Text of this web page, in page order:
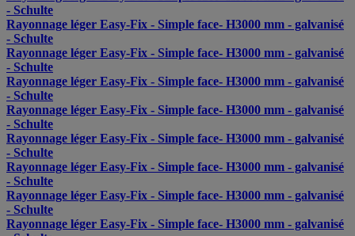
- Schulte
Rayonnage léger Easy-Fix - Simple face- H3000 mm - galvanisé
- Schulte
Rayonnage léger Easy-Fix - Simple face- H3000 mm - galvanisé
- Schulte
Rayonnage léger Easy-Fix - Simple face- H3000 mm - galvanisé
- Schulte
Rayonnage léger Easy-Fix - Simple face- H3000 mm - galvanisé
- Schulte
Rayonnage léger Easy-Fix - Simple face- H3000 mm - galvanisé
- Schulte
Rayonnage léger Easy-Fix - Simple face- H3000 mm - galvanisé
- Schulte
Rayonnage léger Easy-Fix - Simple face- H3000 mm - galvanisé
- Schulte
Rayonnage léger Easy-Fix - Simple face- H3000 mm - galvanisé